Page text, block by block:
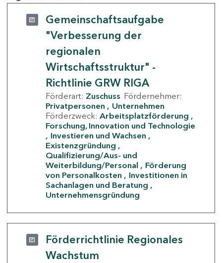
Gemeinschaftsaufgabe
"Verbesserung der
regionalen
Wirtschaftsstruktur" -
Richtlinie GRW RIGA
Förderart: Zuschuss Fördernehmer:
Privatpersonen
Unternehmen
Förderzweck: Arbeitsplatzförderung
Forschung, Innovation und Technologie
Investieren und Wachsen
Existenzgründung
Qualifizierung/Aus- und
Weiterbildung/Personal
Förderung
von Personalkosten
Investitionen in
Sachanlagen und Beratung
Unternehmensgründung
Förderrichtlinie Regionales
Wachstum